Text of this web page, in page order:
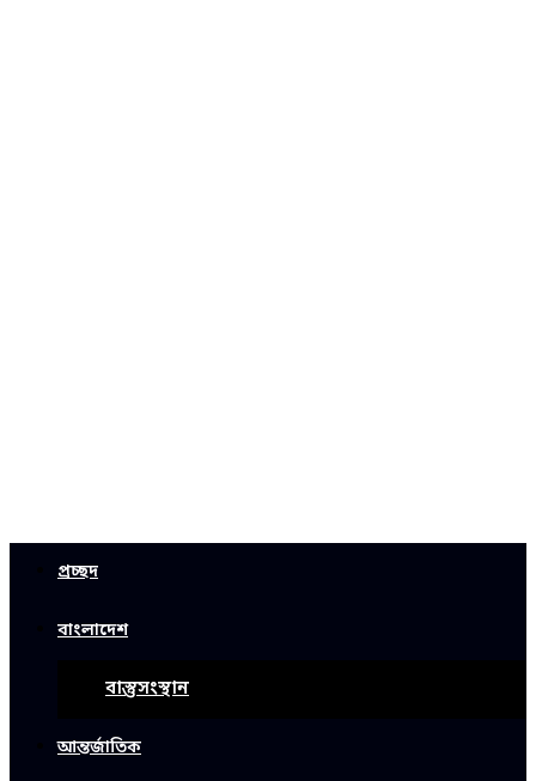
প্রচ্ছদ
বাংলাদেশ
বাস্তুসংস্থান
আন্তর্জাতিক